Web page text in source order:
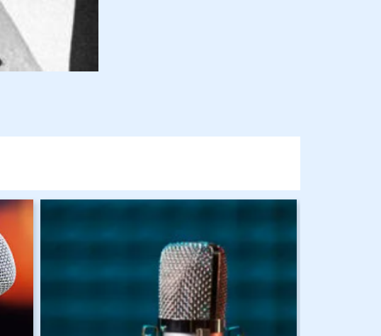
Изображение